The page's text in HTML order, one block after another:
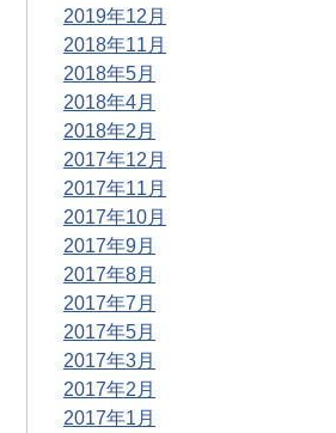
2019年12月
2018年11月
2018年5月
2018年4月
2018年2月
2017年12月
2017年11月
2017年10月
2017年9月
2017年8月
2017年7月
2017年5月
2017年3月
2017年2月
2017年1月